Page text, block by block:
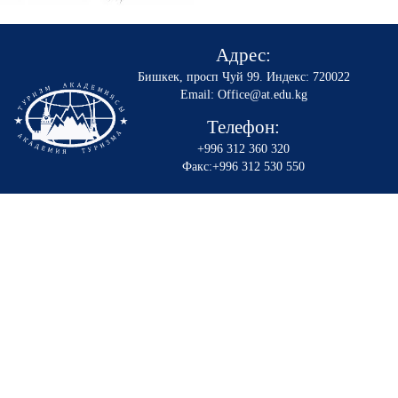
Адрес:
Бишкек, просп Чуй 99. Индекс: 720022
Email: Office@at.edu.kg
Телефон:
+996 312 360 320
Факс:+996 312 530 550